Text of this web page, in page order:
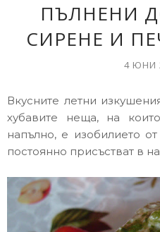
ПЪЛНЕНИ
СИРЕНЕ И
4 ЮНИ
Вкусните летни
хубавите неща, на
напълно, е изобилието
постоянно присъстват в